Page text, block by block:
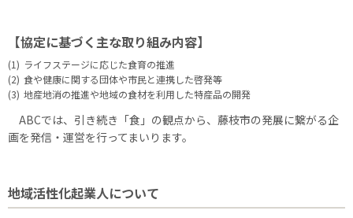
【協定に基づく主な取り組み内容】
(1) ライフステージに応じた食育の推進
(2) 食や健康に関する団体や市民と連携した啓発等
(3) 地産地消の推進や地域の食材を利用した特産品の開発
ABCでは、引き続き「食」の観点から、藤枝市の発展に繋がる企
画を発信・運営を行ってまいります。
地域活性化起業人について